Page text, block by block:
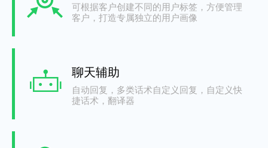
可根据客户创建不同的用户标签，方便管理
客户，打造专属独立的用户画像
聊天辅助
自动回复，多类话术自定义回复，自定义快
捷话术，翻译器